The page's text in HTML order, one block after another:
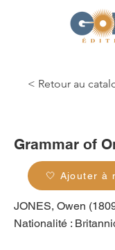
< Retour au
Grammar of
🤍 Ajouter à
JONES, Owen
Nationalité :